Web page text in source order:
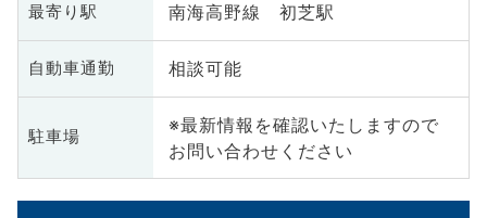
最寄り駅 南海高野線 初芝駅
自動車通勤 相談可能
駐車場
※最新情報を確認いたしますので
お問い合わせください